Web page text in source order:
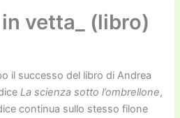
in vetta_ (libro)
il successo del libro di Andrea
La scienza sotto l’ombrellone,
continua sullo stesso filone